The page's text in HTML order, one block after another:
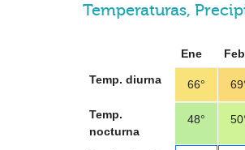
Temperaturas,
Ene Feb
Temp. diurna
66°
Temp.
nocturna
48°